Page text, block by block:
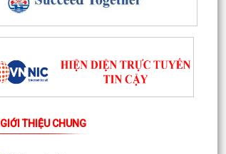
GIỚI THIỆU CHUNG